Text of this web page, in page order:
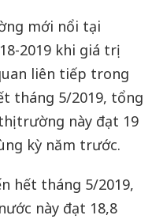
mới nổi tại
2019 khi giá trị
liên tiếp trong
tháng 5/2019, tổng
trường này đạt 19
kỳ năm trước.
hết tháng 5/2019,
này đạt 18,8